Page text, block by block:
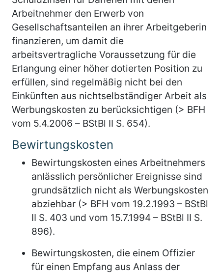
Arbeitnehmer den Erwerb von
Gesellschaftsanteilen an ihrer Arbeitgeberin
finanzieren, um damit die
arbeitsvertragliche Voraussetzung für die
Erlangung einer höher dotierten Position zu
erfüllen, sind regelmäßig nicht bei den
Einkünften aus nichtselbständiger Arbeit als
Werbungskosten zu berücksichtigen (> BFH
vom 5.4.2006 – BStBl II S. 654).
Bewirtungskosten
Bewirtungskosten eines Arbeitnehmers
anlässlich persönlicher Ereignisse sind
grundsätzlich nicht als Werbungskosten
abziehbar (> BFH vom 19.2.1993 – BStBl
II S. 403 und vom 15.7.1994 – BStBl II S.
896).
Bewirtungskosten, die einem Offizier
für einen Empfang aus Anlass der